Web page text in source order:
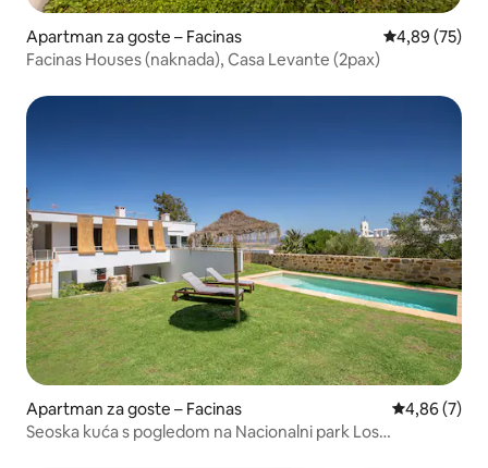
Apartman za goste – Facinas Prosječna
4,89 (75)
Facinas Houses (naknada), Casa Levante (2pax)
Apartman za goste – Facinas Prosječna
4,86 (7)
Seoska kuća s pogledom na Nacionalni park Los